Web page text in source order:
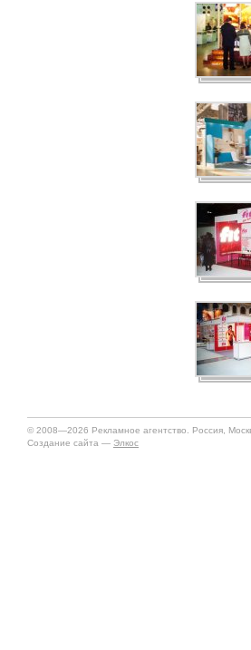
© 2008—2026 Рекламное агентство. Россия,
Создание сайта — Элкос